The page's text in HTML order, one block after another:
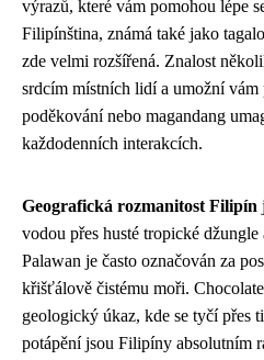
výrazů, které vám pomohou lépe
Filipínština, známá také jako
zde velmi rozšířená. Znalost
srdcím místních lidí a umožní
poděkování nebo magandang
každodenních interakcích.
Geografická rozmanitost Filipín
vodou přes husté tropické
Palawan je často označován za
křišťálově čistému moři.
geologický úkaz, kde se tyčí přes
potápění jsou Filipíny absolutním